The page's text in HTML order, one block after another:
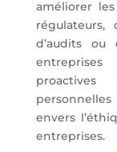
améliorer
d’audits ou
envers
entreprises.